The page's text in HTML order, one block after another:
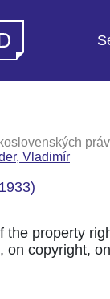
Vladimír
the property
on copyright,